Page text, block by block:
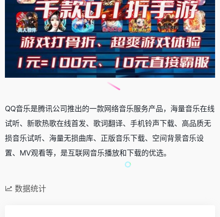
QQ音乐是腾讯公司推出的一款网络音乐服务产品，海量音乐在线
试听、新歌热歌在线首发、歌词翻译、手机铃声下载、高品质无
损音乐试听、海量无损曲库、正版音乐下载、空间背景音乐设
置、MV观看等，是互联网音乐播放和下载的优选。
数据统计